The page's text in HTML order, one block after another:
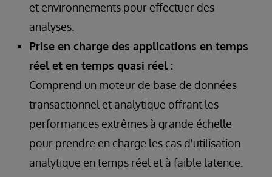
et environnements pour effectuer des
analyses.
Prise en charge des applications en temps
réel et en temps quasi réel :
Comprend un moteur de base de données
transactionnel et analytique offrant les
performances extrêmes à grande échelle
pour prendre en charge les cas d'utilisation
analytique en temps réel et à faible latence.